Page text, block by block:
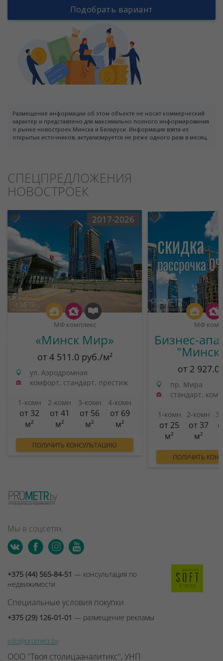
Подобрать вариант
Размещение информации об этом объекте не носит коммерческий
характер и представлено для максимально полного информирования
о рынке новостроек Минска и Беларуси. Информация взята из
открытых источников, актуализируется не реже одного раза в месяц.
СПЕЦПРЕДЛОЖЕНИЯ
НОВОСТРОЕК
2017-2026
МФ комплекс
«Минск Мир»
от 4 511.0 руб./м²
ул. Аэродромная
комфорт, стандарт, престиж
1-комн
от 32
м²
2-комн
от 41
м²
3-комн
от 56
м²
4-комн
от 69
м²
ПОЛУЧИТЬ КОНСУЛЬТАЦИЮ
МФ
Бизнес-
от 2
пр. Мира
стандарт,
1-комн
от 25
м²
2-комн
от 37
м²
ПОЛУЧИТЬ
Мы в соцсетях
+375 (44) 565-84-51 — консультация по
недвижимости
Специальные условия покупки
+375 (29) 126-01-01 — размещение рекламы
info@prometr.by
ООО "Твоя столицааналитикс", УНП